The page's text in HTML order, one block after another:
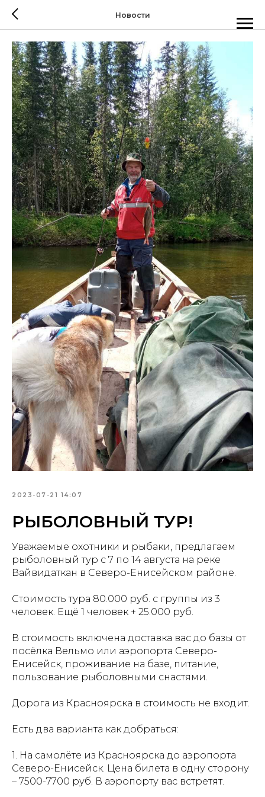
Новости
2023-07-21 14:07
РЫБОЛОВНЫЙ ТУР!
Уважаемые охотники и рыбаки, предлагаем
рыболовный тур с 7 по 14 августа на реке
Вайвидаткан в Северо-Енисейском районе.
Стоимость тура 80.000 руб. с группы из 3
человек. Ещё 1 человек + 25.000 руб.
В стоимость включена доставка вас до базы от
посёлка Вельмо или аэропорта Северо-
Енисейск, проживание на базе, питание,
пользование рыболовными снастями.
Дорога из Красноярска в стоимость не входит.
Есть два варианта как добраться:
1. На самолёте из Красноярска до аэропорта
Северо-Енисейск. Цена билета в одну сторону
– 7500-7700 руб. В аэропорту вас встретят.